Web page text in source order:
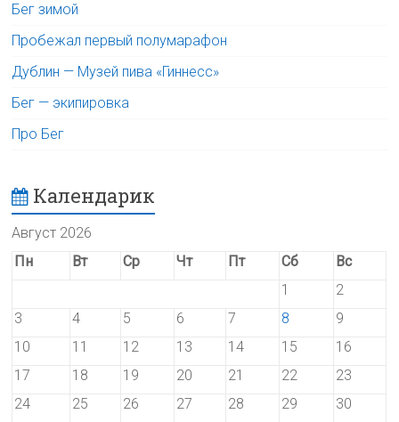
Бег зимой
Пробежал первый полумарафон
Дублин — Музей пива «Гиннесс»
Бег — экипировка
Про Бег
Календарик
Август 2026
Пн
Вт Ср Чт Пт Сб
Вс
1
2
3
4 5 6 7 8
9
10
11 12 13 14 15
16
17
18 19 20 21 22
23
24
25 26 27 28 29
30